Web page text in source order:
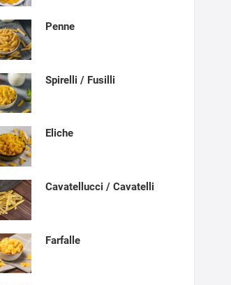
Penne
Spirelli / Fusilli
Eliche
Cavatellucci / Cavatelli
Farfalle